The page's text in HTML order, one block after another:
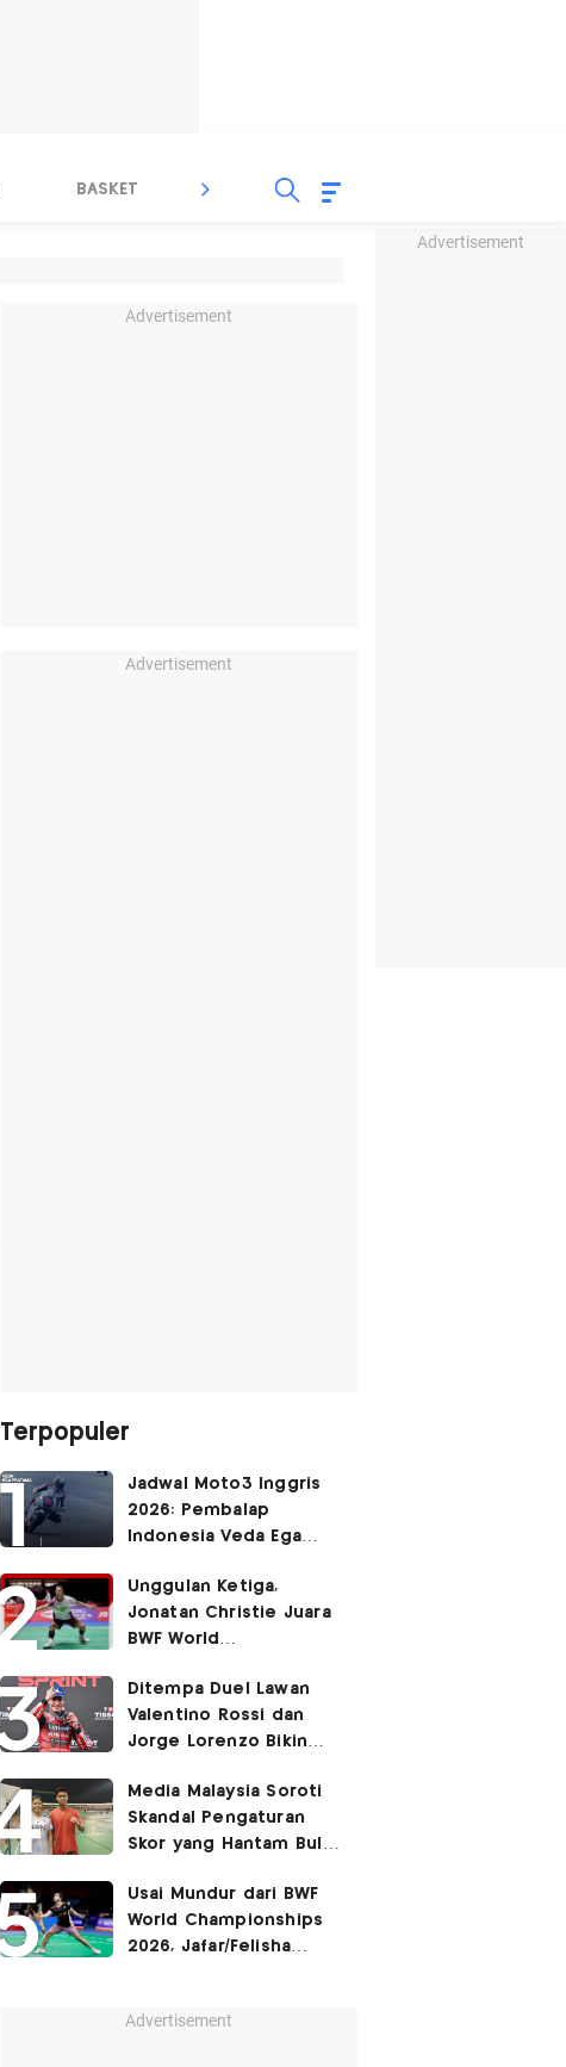
Advertisement
BASKET SPORT LAIN
Advertisement
Advertisement
Terpopuler
Jadwal Moto3 Inggris
2026: Pembalap
Indonesia Veda Ega
Unggulan Ketiga,
Jonatan Christie Juara
BWF World
Ditempa Duel Lawan
Valentino Rossi dan
Jorge Lorenzo Bikin
Dikalahkan
Media Malaysia Soroti
Skandal Pengaturan
Skor yang Hantam Bulu
Libatkan Jafar/Felisha!
Usai Mundur dari BWF
World Championships
2026, Jafar/Felisha
Games 2026
Advertisement